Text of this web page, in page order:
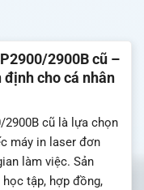
2900B cũ –
định cho cá nhân
2900B cũ là lựa chọn
máy in laser đơn
làm việc. Sản
tập, hợp đồng,